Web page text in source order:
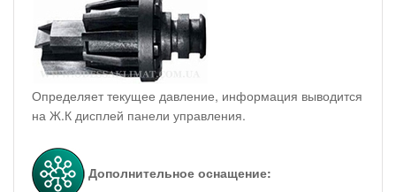
Определяет текущее давление, информация выводится
на Ж.К дисплей панели управления.
Дополнительное оснащение: